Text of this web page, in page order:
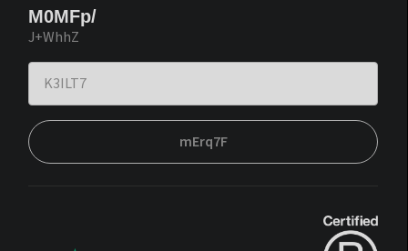
M0MFp/
J+WhhZ
mErq7F